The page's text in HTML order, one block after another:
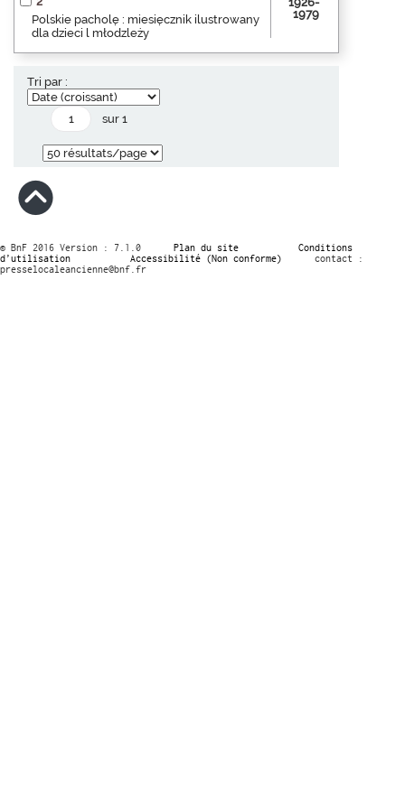
Polskie pacholę : miesięcznik ilustrowany
dla dzieci l młodzleży
1979
Tri par :
sur 1
© BnF 2016 Version : 7.1.0 Plan du site
Conditions
d’utilisation
Accessibilité (Non conforme)
contact :
presselocaleancienne@bnf.fr